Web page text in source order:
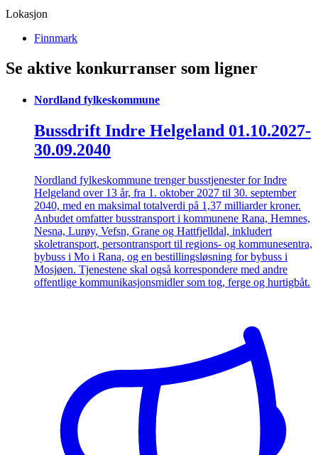
Lokasjon
Finnmark
Se aktive konkurranser som ligner
Nordland fylkeskommune
Bussdrift Indre Helgeland 01.10.2027-
30.09.2040
Nordland fylkeskommune trenger busstjenester for Indre
Helgeland over 13 år, fra 1. oktober 2027 til 30. september
2040, med en maksimal totalverdi på 1,37 milliarder kroner.
Anbudet omfatter busstransport i kommunene Rana, Hemnes,
Nesna, Lurøy, Vefsn, Grane og Hattfjelldal, inkludert
skoletransport, persontransport til regions- og kommunesentra,
bybuss i Mo i Rana, og en bestillingsløsning for bybuss i
Mosjøen. Tjenestene skal også korrespondere med andre
offentlige kommunikasjonsmidler som tog, ferge og hurtigbåt.